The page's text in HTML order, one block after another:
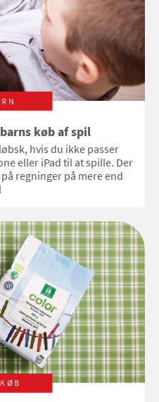
køb af spil
hvis du ikke passer
eller iPad til at spille. Der
regninger på mere end